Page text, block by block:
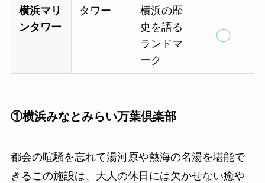
横浜マリ
ンタワー
タワー
横浜の歴
史を語る
ランドマ
ーク
①横浜みなとみらい万葉倶楽部
都会の喧騒を忘れて湯河原や熱海の名湯を堪能で
きるこの施設は、大人の休日には欠かせない癒や